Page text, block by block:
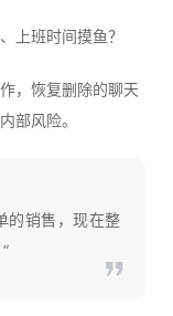
上班时间摸鱼？
，恢复删除的聊天
部风险。
的销售，现在整